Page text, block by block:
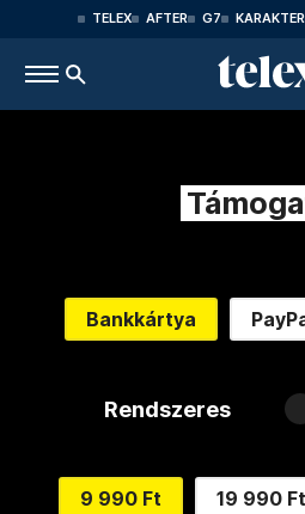
TELEX AFTER G7 KARAKTER
Bankkártya
Rendszeres
9 990 Ft 19 990 Ft